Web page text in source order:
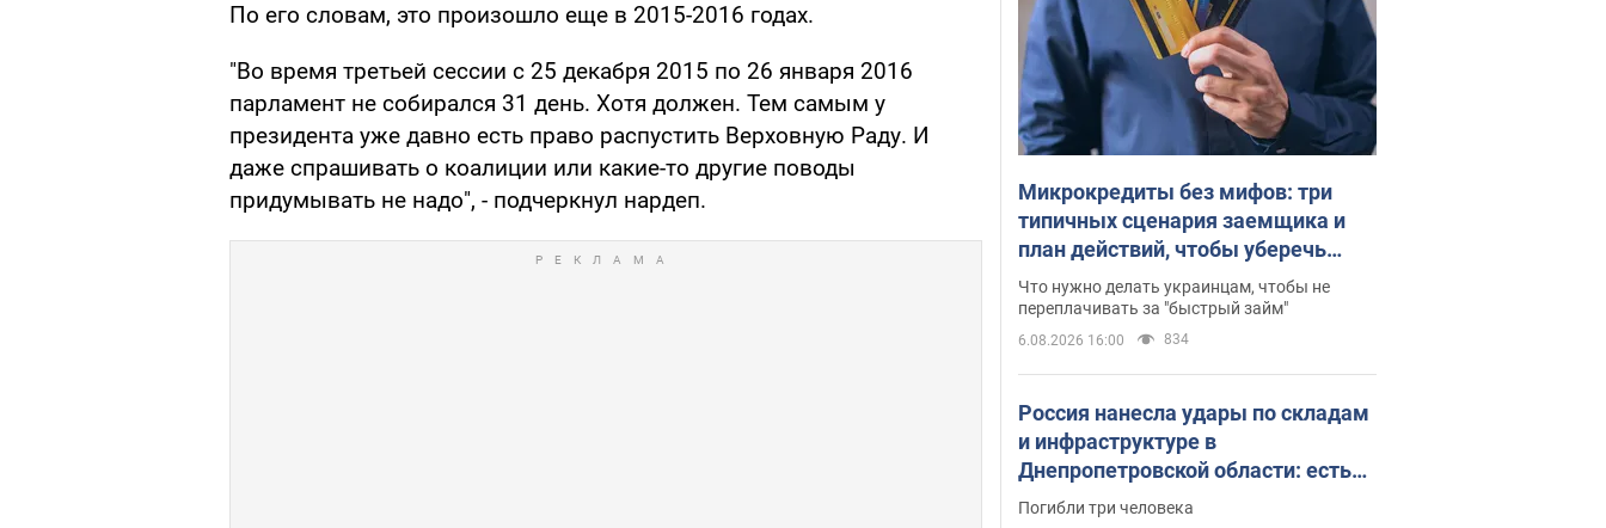
По его словам, это произошло еще в 2015-2016 годах.
"Во время третьей сессии с 25 декабря 2015 по 26 января 2016
парламент не собирался 31 день. Хотя должен. Тем самым у
президента уже давно есть право распустить Верховную Раду. И
даже спрашивать о коалиции или какие-то другие поводы
придумывать не надо", - подчеркнул нардеп.
Микрокредиты без мифов: три
типичных сценария заемщика и
план действий, чтобы уберечь
свои деньги
Что нужно делать украинцам, чтобы не
переплачивать за "быстрый займ"
6.08.2026 16:00 834
Россия нанесла удары по складам
и инфраструктуре в
Днепропетровской области: есть
погибшие и раненые. Фото
Погибли три человека